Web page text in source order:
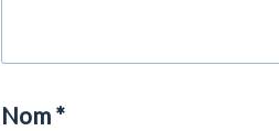
Nom*